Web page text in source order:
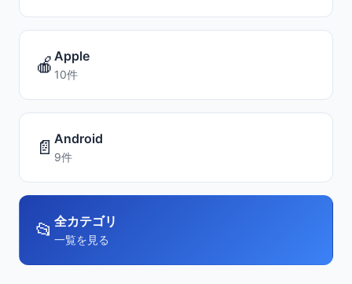
🍎 Apple
10件
📄 Android
9件
📂 全カテゴリ
一覧を見る